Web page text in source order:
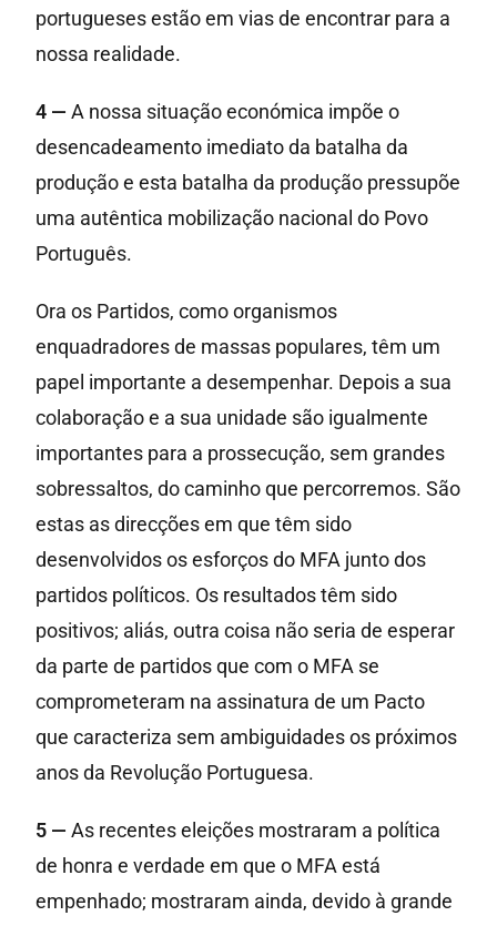
portugueses estão em vias de encontrar para a
nossa realidade.
4 — A nossa situação económica impõe o
desencadeamento imediato da batalha da
produção e esta batalha da produção pressupõe
uma autêntica mobilização nacional do Povo
Português.
Ora os Partidos, como organismos
enquadradores de massas populares, têm um
papel importante a desempenhar. Depois a sua
colaboração e a sua unidade são igualmente
importantes para a prossecução, sem grandes
sobressaltos, do caminho que percorremos. São
estas as direcções em que têm sido
desenvolvidos os esforços do MFA junto dos
partidos políticos. Os resultados têm sido
positivos; aliás, outra coisa não seria de esperar
da parte de partidos que com o MFA se
comprometeram na assinatura de um Pacto
que caracteriza sem ambiguidades os próximos
anos da Revolução Portuguesa.
5 — As recentes eleições mostraram a política
de honra e verdade em que o MFA está
empenhado; mostraram ainda, devido à grande